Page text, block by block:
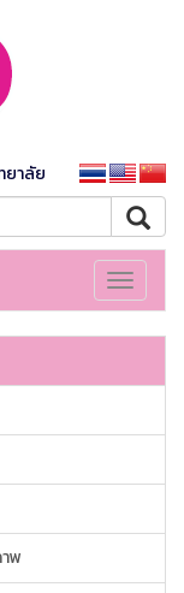
ยาลัย
Toggle
พ